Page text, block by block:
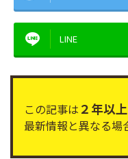
LINE
この記事は ２年以
最新情報と異なる場